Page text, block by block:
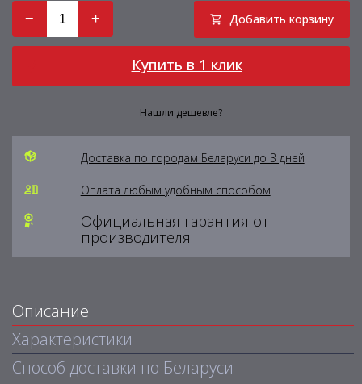
− + Добавить корзину
Купить в 1 клик
Нашли дешевле?
Доставка по городам Беларуси до 3 дней
Оплата любым удобным способом
Официальная гарантия от
производителя
Описание
Характеристики
Способ доставки по Беларуси